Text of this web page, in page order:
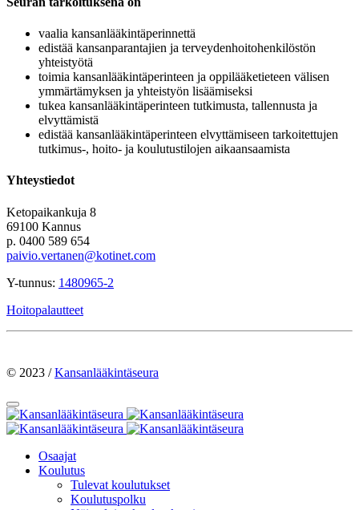
vaalia kansanlääkintäperinnettä
edistää kansanparantajien ja terveydenhoitohenkilöstön
yhteistyötä
toimia kansanlääkintäperinteen ja oppilääketieteen välisen
ymmärtämyksen ja yhteistyön lisäämiseksi
tukea kansanlääkintäperinteen tutkimusta, tallennusta ja
elvyttämistä
edistää kansanlääkintäperinteen elvyttämiseen tarkoitettujen
tutkimus-, hoito- ja koulutustilojen aikaansaamista
Yhteystiedot
Ketopaikankuja 8
69100 Kannus
p. 0400 589 654
paivio.vertanen@kotinet.com
Y-tunnus: 1480965-2
Hoitopalautteet
© 2023 /Kansanlääkintäseura
Osaajat
Koulutus
Tulevat koulutukset
Koulutuspolku